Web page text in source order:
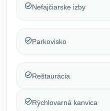
Nefajčiarske izby
Parkovisko
Reštaurácia
Rýchlovarná kanvica